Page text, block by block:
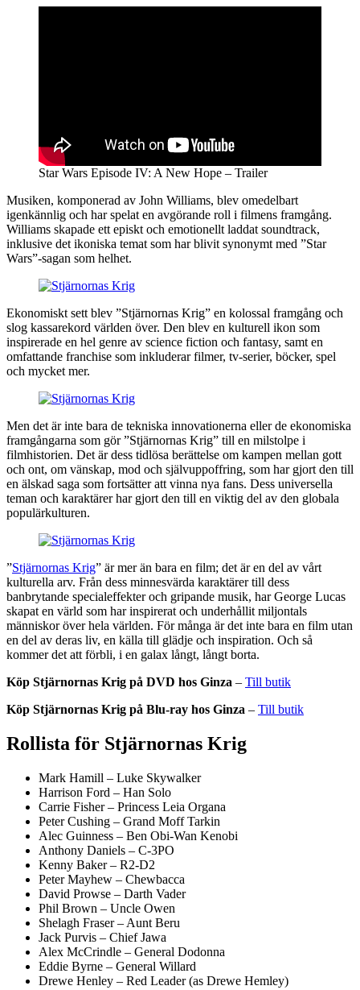
Star Wars Episode IV: A New Hope – Trailer
Musiken, komponerad av John Williams, blev omedelbart
igenkännlig och har spelat en avgörande roll i filmens framgång.
Williams skapade ett episkt och emotionellt laddat soundtrack,
inklusive det ikoniska temat som har blivit synonymt med ”Star
Wars”-sagan som helhet.
Ekonomiskt sett blev ”Stjärnornas Krig” en kolossal framgång och
slog kassarekord världen över. Den blev en kulturell ikon som
inspirerade en hel genre av science fiction och fantasy, samt en
omfattande franchise som inkluderar filmer, tv-serier, böcker, spel
och mycket mer.
Men det är inte bara de tekniska innovationerna eller de ekonomiska
framgångarna som gör ”Stjärnornas Krig” till en milstolpe i
filmhistorien. Det är dess tidlösa berättelse om kampen mellan gott
och ont, om vänskap, mod och självuppoffring, som har gjort den till
en älskad saga som fortsätter att vinna nya fans. Dess universella
teman och karaktärer har gjort den till en viktig del av den globala
populärkulturen.
”Stjärnornas Krig” är mer än bara en film; det är en del av vårt
kulturella arv. Från dess minnesvärda karaktärer till dess
banbrytande specialeffekter och gripande musik, har George Lucas
skapat en värld som har inspirerat och underhållit miljontals
människor över hela världen. För många är det inte bara en film utan
en del av deras liv, en källa till glädje och inspiration. Och så
kommer det att förbli, i en galax långt, långt borta.
Köp Stjärnornas Krig på DVD hos Ginza – Till butik
Köp Stjärnornas Krig på Blu-ray hos Ginza – Till butik
Rollista för Stjärnornas Krig
Mark Hamill – Luke Skywalker
Harrison Ford – Han Solo
Carrie Fisher – Princess Leia Organa
Peter Cushing – Grand Moff Tarkin
Alec Guinness – Ben Obi-Wan Kenobi
Anthony Daniels – C-3PO
Kenny Baker – R2-D2
Peter Mayhew – Chewbacca
David Prowse – Darth Vader
Phil Brown – Uncle Owen
Shelagh Fraser – Aunt Beru
Jack Purvis – Chief Jawa
Alex McCrindle – General Dodonna
Eddie Byrne – General Willard
Drewe Henley – Red Leader (as Drewe Hemley)